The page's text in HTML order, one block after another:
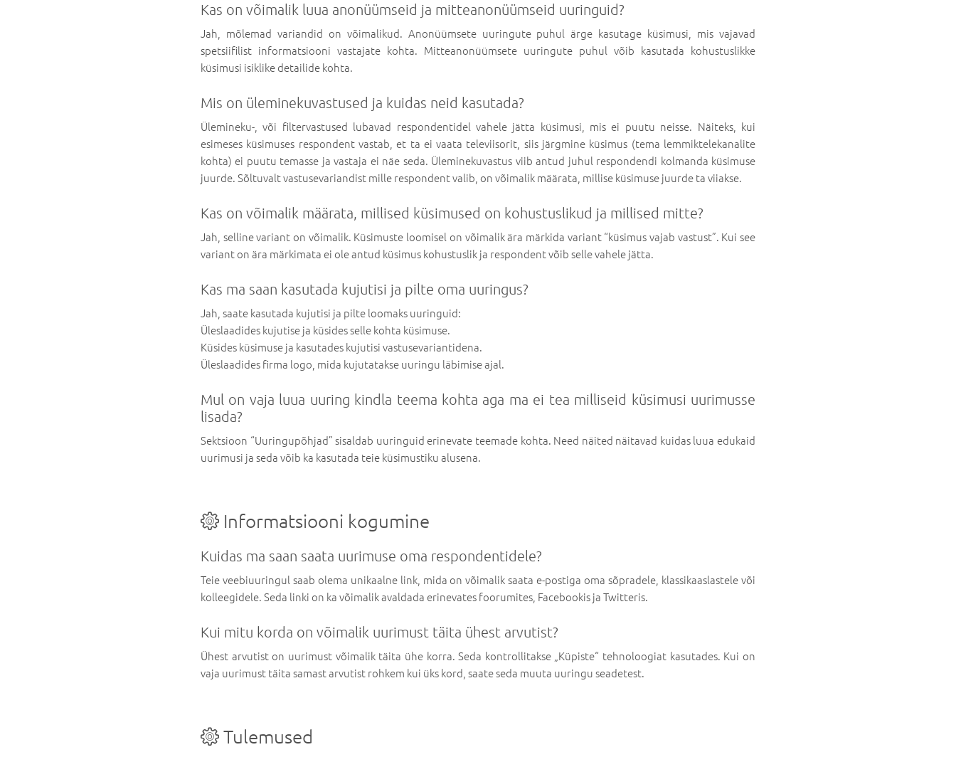
Kas on võimalik luua anonüümseid ja mitteanonüümseid uuringuid?
Jah, mõlemad variandid on võimalikud. Anonüümsete uuringute puhul ärge kasutage küsimusi, mis vajavad
spetsiifilist informatsiooni vastajate kohta. Mitteanonüümsete uuringute puhul võib kasutada kohustuslikke
küsimusi isiklike detailide kohta.
Mis on üleminekuvastused ja kuidas neid kasutada?
Ülemineku-, või filtervastused lubavad respondentidel vahele jätta küsimusi, mis ei puutu neisse. Näiteks, kui
esimeses küsimuses respondent vastab, et ta ei vaata televiisorit, siis järgmine küsimus (tema lemmiktelekanalite
kohta) ei puutu temasse ja vastaja ei näe seda. Üleminekuvastus viib antud juhul respondendi kolmanda küsimuse
juurde. Sõltuvalt vastusevariandist mille respondent valib, on võimalik määrata, millise küsimuse juurde ta viiakse.
Kas on võimalik määrata, millised küsimused on kohustuslikud ja millised mitte?
Jah, selline variant on võimalik. Küsimuste loomisel on võimalik ära märkida variant “küsimus vajab vastust”. Kui see
variant on ära märkimata ei ole antud küsimus kohustuslik ja respondent võib selle vahele jätta.
Kas ma saan kasutada kujutisi ja pilte oma uuringus?
Jah, saate kasutada kujutisi ja pilte loomaks uuringuid:
Üleslaadides kujutise ja küsides selle kohta küsimuse.
Küsides küsimuse ja kasutades kujutisi vastusevariantidena.
Üleslaadides firma logo, mida kujutatakse uuringu läbimise ajal.
Mul on vaja luua uuring kindla teema kohta aga ma ei tea milliseid küsimusi uurimusse
lisada?
Sektsioon “Uuringupõhjad” sisaldab uuringuid erinevate teemade kohta. Need näited näitavad kuidas luua edukaid
uurimusi ja seda võib ka kasutada teie küsimustiku alusena.
Informatsiooni kogumine
Kuidas ma saan saata uurimuse oma respondentidele?
Teie veebiuuringul saab olema unikaalne link, mida on võimalik saata e-postiga oma sõpradele, klassikaaslastele või
kolleegidele. Seda linki on ka võimalik avaldada erinevates foorumites, Facebookis ja Twitteris.
Kui mitu korda on võimalik uurimust täita ühest arvutist?
Ühest arvutist on uurimust võimalik täita ühe korra. Seda kontrollitakse „Küpiste“ tehnoloogiat kasutades. Kui on
vaja uurimust täita samast arvutist rohkem kui üks kord, saate seda muuta uuringu seadetest.
Tulemused